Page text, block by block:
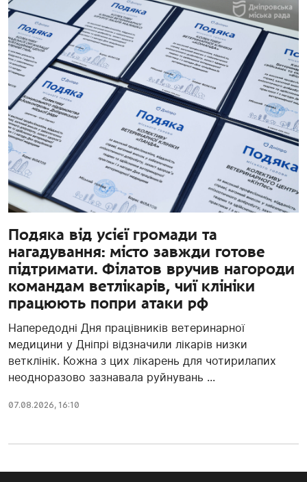
Подяка від усієї громади та
нагадування: місто завжди готове
підтримати. Філатов вручив нагороди
командам ветлікарів, чиї клініки
працюють попри атаки рф
Напередодні Дня працівників ветеринарної
медицини у Дніпрі відзначили лікарів низки
ветклінік. Кожна з цих лікарень для чотирилапих
неодноразово зазнавала руйнувань ...
07.08.2026, 16:10